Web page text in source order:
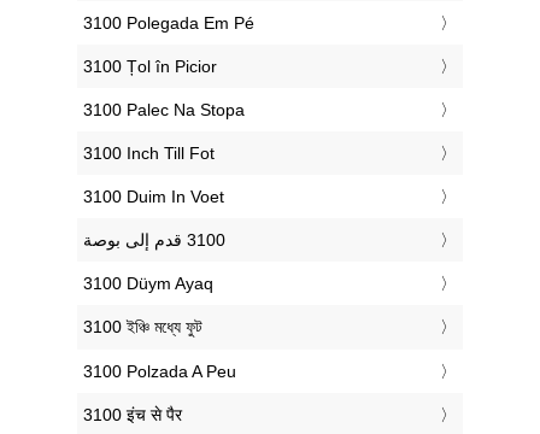
‎3100 Polegada Em Pé
‎3100 Țol în Picior
‎3100 Palec Na Stopa
‎3100 Inch Till Fot
‎3100 Duim In Voet
‎3100 Düym Ayaq
‎3100 ইঞ্চি মধ্যে ফুট
‎3100 Polzada A Peu
‎3100 इंच से पैर